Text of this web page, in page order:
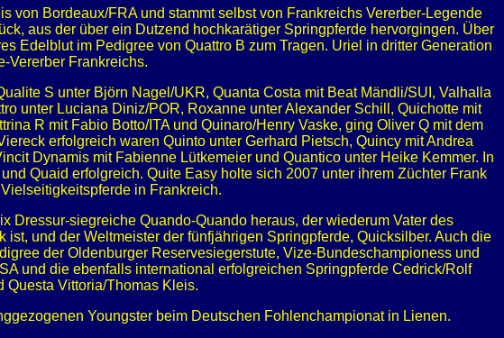
von Bordeaux/FRA und stammt selbst von Frankreichs Vererber-Legende
aus der über ein Dutzend hochkarätiger Springpferde hervorgingen. Über
Edelblut im Pedigree von Quattro B zum Tragen. Uriel in dritter Generation
Vererber Frankreichs.
S unter Björn Nagel/UKR, Quanta Costa mit Beat Mändli/SUI, Valhalla
unter Luciana Diniz/POR, Roxanne unter Alexander Schill, Quichotte mit
R mit Fabio Botto/ITA und Quinaro/Henry Vaske, ging Oliver Q mit dem
erfolgreich waren Quinto unter Gerhard Pietsch, Quincy mit Andrea
Dynamis mit Fabienne Lütkemeier und Quantico unter Heike Kemmer. In
Quaid erfolgreich. Quite Easy holte sich 2007 unter ihrem Züchter Frank
in Frankreich.
Dressur-siegreiche Quando-Quando heraus, der wiederum Vater des
und der Weltmeister der fünfjährigen Springpferde, Quicksilber. Auch die
der Oldenburger Reservesiegerstute, Vize-Bundeschampioness und
und die ebenfalls international erfolgreichen Springpferde Cedrick/Rolf
Questa Vittoria/Thomas Kleis.
Youngster beim Deutschen Fohlenchampionat in Lienen.